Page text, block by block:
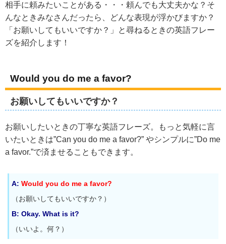
相手に頼みたいことがある・・・頼んでも大丈夫かな？そ
んなときみなさんだったら、どんな表現が浮かびますか？
「お願いしてもいいですか？」と尋ねるときの英語フレー
ズを紹介します！
Would you do me a favor?
お願いしてもいいですか？
お願いしたいときの丁寧な英語フレーズ。もっと気軽に言
いたいときは”Can you do me a favor?” やシンプルに”Do me
a favor.”で済ませることもできます。
A: Would you do me a favor?
（お願いしてもいいですか？）
B: Okay. What is it?
（いいよ。何？）